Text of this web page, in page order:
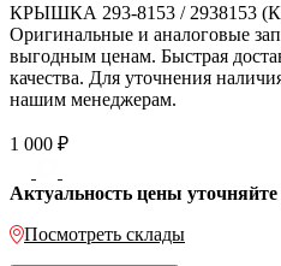
КРЫШКА 293-8153 / 2938153
Оригинальные и аналоговые
выгодным ценам. Быстрая
качества. Для уточнения
нашим менеджерам.
1 000 ₽
Актуальность цены
Посмотреть склады